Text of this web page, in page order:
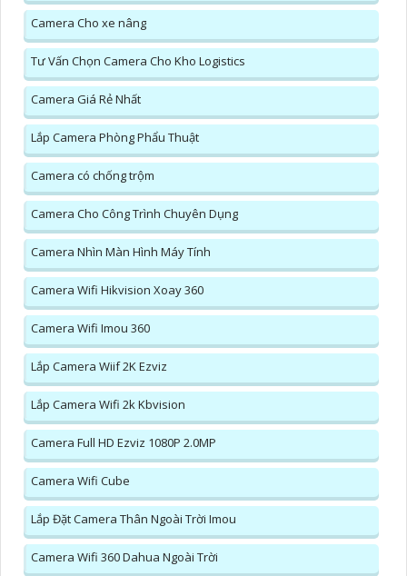
Camera Cho xe nâng
Tư Vấn Chọn Camera Cho Kho Logistics
Camera Giá Rẻ Nhất
Lắp Camera Phòng Phẩu Thuật
Camera có chống trộm
Camera Cho Công Trình Chuyên Dụng
Camera Nhìn Màn Hình Máy Tính
Camera Wifi Hikvision Xoay 360
Camera Wifi Imou 360
Lắp Camera Wiif 2K Ezviz
Lắp Camera Wifi 2k Kbvision
Camera Full HD Ezviz 1080P 2.0MP
Camera Wifi Cube
Lắp Đặt Camera Thân Ngoài Trời Imou
Camera Wifi 360 Dahua Ngoài Trời